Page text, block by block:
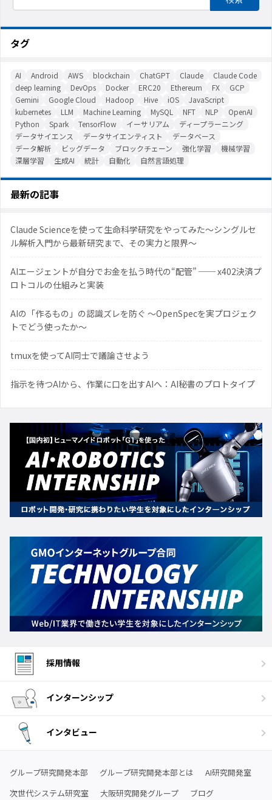
タグ
AI Android AWS blockchain ChatGPT Claude
Claude Code
deep learning
DevOps Docker ERC20 Ethereum FX
GCP
Gemini
Google Cloud Hadoop Hive iOS
JavaScript
kubernetes
LLM Machine Learning MySQL NFT NLP
OpenAI
Python
Spark TensorFlow イーサリアム
ディープラーニング
データサイエンス
データサイエンティスト
データベース
データ解析
ビッグデータ ブロックチェーン 強化学習
機械学習
深層学習
生成AI 統計 自動化 自然言語処理
最新の記事
Claude Scienceを使って生命科学研究をやってみた〜シングルセ
ル解析入門から最新研究まで、その実力と限界〜
AIエージェントが自分でお金を払う時代の“配管” ── x402決済プ
ロトコルの仕組みと実装
AIの「作るもの」の認識ズレを防ぐ 〜OpenSpecを実プロジェク
トでどう使ったか〜
tmuxを使ってAI同士で議論させよう
指示を待つAIから、作業に口を出すAIへ：AI秘書のプロトタイプ
採用情報
インターンシップ
インタビュー
グループ研究開発本部 グループ研究開発本部とは
AI研究開発室
次世代システム研究室
大阪研究開発グループ
ブログ